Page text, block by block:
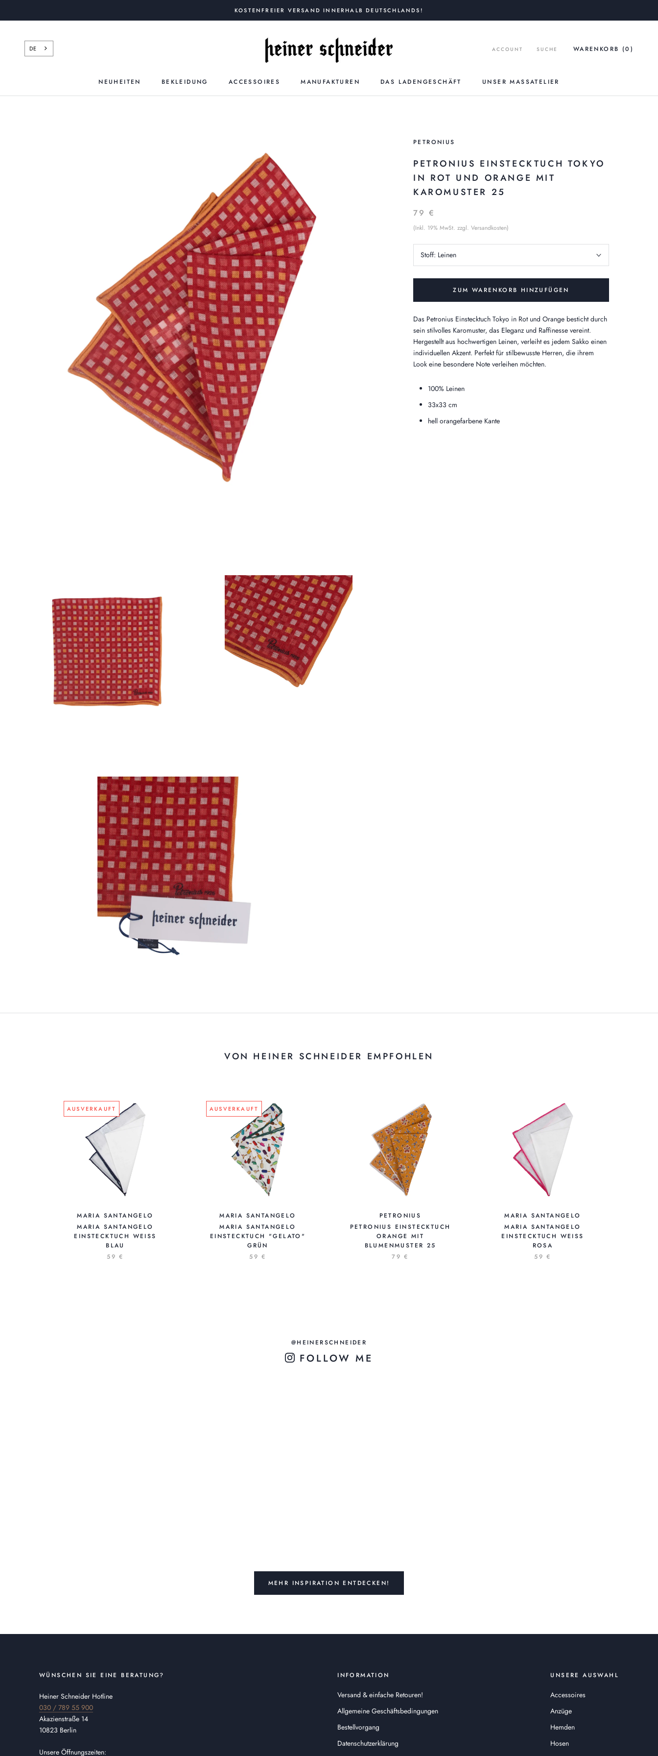
KOSTENFREIER VERSAND INNERHALB DEUTSCHLANDS!
NEUHEITEN
BEKLEIDUNG ACCESSOIRES MANUFAKTUREN DAS LADENGESCHÄFT
UNSER MASSATELIER
DE ACCOUNT SUCHE WARENKORB (0 )
PETRONIUS
PETRONIUS EINSTECKTUCH TOKYO
IN ROT UND ORANGE MIT
KAROMUSTER 25
79 €
(Inkl. 19% MwSt. zzgl. Versandkosten)
Stoff: Leinen
ZUM WARENKORB HINZUFÜGEN
Das Petronius Einstecktuch Tokyo in Rot und Orange besticht durch
sein stilvolles Karomuster, das Eleganz und Raffinesse vereint.
Hergestellt aus hochwertigen Leinen, verleiht es jedem Sakko einen
individuellen Akzent. Perfekt für stilbewusste Herren, die ihrem
Look eine besondere Note verleihen möchten.
100% Leinen
33x33 cm
hell orangefarbene Kante
VON HEINER SCHNEIDER EMPFOHLEN
AUSVERKAUFT
MARIA SANTANGELO
MARIA SANTANGELO
EINSTECKTUCH WEISS B
LAU
59 €
AUSVERKAUFT
MARIA SANTANGELO
MARIA SANTANGELO
EINSTECKTUCH "GELATO"
GRÜN
59 €
PETRONIUS
PETRONIUS EINSTECKTUCH
ORANGE MIT
BLUMENMUSTER 25
79 €
MARIA SANTANGELO
MARIA SANTANGELO
EINSTECKTUCH WEISS R
OSA
59 €
@HEINERSCHNEIDER
FOLLOW ME
MEHR INSPIRATION ENTDECKEN!
WÜNSCHEN SIE EINE BERATUNG?
Heiner Schneider Hotline
030 / 789 55 900
Akazienstraße 14
10823 Berlin
Unsere Öffnungszeiten:
INFORMATION
Versand & einfache Retouren!
Allgemeine Geschäftsbedingungen
Bestellvorgang
Datenschutzerklärung
UNSERE AUSWAHL
Accessoires
Anzüge
Hemden
Hosen